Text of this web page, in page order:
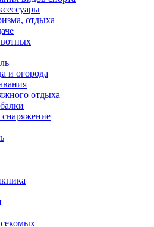
отдыха
и огорода
отдыха
снаряжение